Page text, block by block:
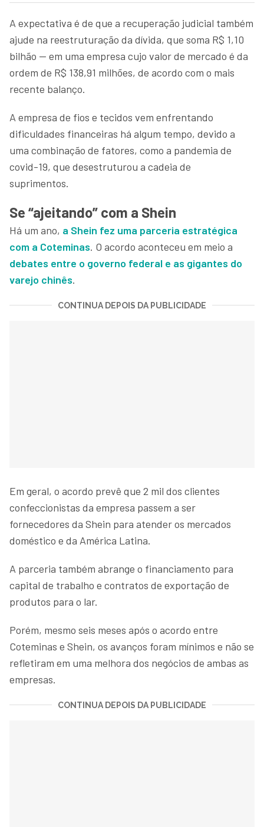
A expectativa é de que a recuperação judicial também
ajude na reestruturação da dívida, que soma R$ 1,10
bilhão — em uma empresa cujo valor de mercado é da
ordem de R$ 138,91 milhões, de acordo com o mais
recente balanço.
A empresa de fios e tecidos vem enfrentando
dificuldades financeiras há algum tempo, devido a
uma combinação de fatores, como a pandemia de
covid-19, que desestruturou a cadeia de
suprimentos.
Se “ajeitando” com a Shein
Há um ano, a Shein fez uma parceria estratégica
com a Coteminas. O acordo aconteceu em meio a
debates entre o governo federal e as gigantes do
varejo chinês.
CONTINUA DEPOIS DA PUBLICIDADE
Em geral, o acordo prevê que 2 mil dos clientes
confeccionistas da empresa passem a ser
fornecedores da Shein para atender os mercados
doméstico e da América Latina.
A parceria também abrange o financiamento para
capital de trabalho e contratos de exportação de
produtos para o lar.
Porém, mesmo seis meses após o acordo entre
Coteminas e Shein, os avanços foram mínimos e não se
refletiram em uma melhora dos negócios de ambas as
empresas.
CONTINUA DEPOIS DA PUBLICIDADE